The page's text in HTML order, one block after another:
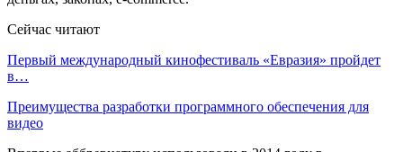
Сейчас читают
Первый международный кинофестиваль «Евразия» пройдет
в…
Преимущества разработки программного обеспечения для
видео